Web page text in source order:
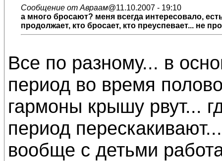
Сообщение от Авраам@11.10.2007 - 19:10
а много бросают? меня всегда интересовало,
продолжает, кто бросает, кто преуспевает... не
Все по разному... в
период во время
гармоны крышу рвут...
период
вообще с детьми